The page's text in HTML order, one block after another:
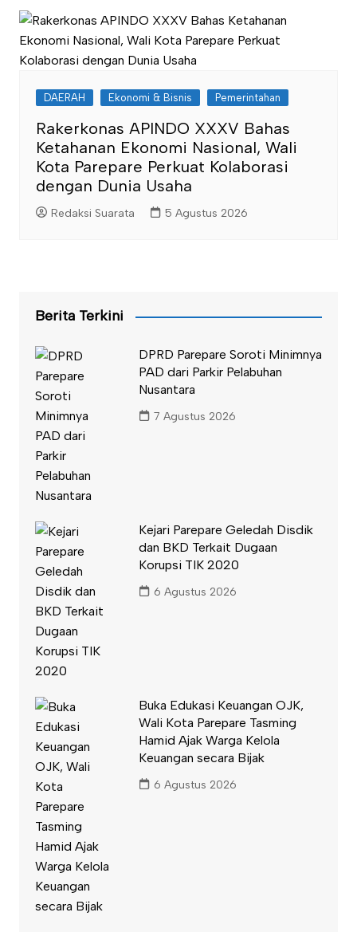
DAERAH Ekonomi & Bisnis Pemerintahan
Rakerkonas APINDO XXXV Bahas
Ketahanan Ekonomi Nasional, Wali
Kota Parepare Perkuat Kolaborasi
dengan Dunia Usaha
Redaksi Suarata 5 Agustus 2026
Berita Terkini
DPRD Parepare Soroti Minimnya
PAD dari Parkir Pelabuhan
Nusantara
7 Agustus 2026
Kejari Parepare Geledah Disdik
dan BKD Terkait Dugaan
Korupsi TIK 2020
6 Agustus 2026
Buka Edukasi Keuangan OJK,
Wali Kota Parepare Tasming
Hamid Ajak Warga Kelola
Keuangan secara Bijak
6 Agustus 2026